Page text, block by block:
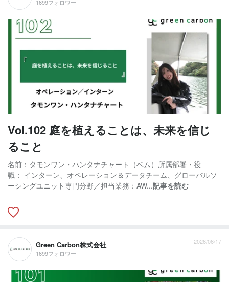
1699フォロワー
Vol.102 庭を植えることは、未来を信じ
ること
名前：タモンワン・ハンタナチャート（ベム）所属部署・役
職： インターン、オペレーション＆データチーム、グローバルソ
ーシングユニット専門分野／担当業務：AW...記事を読む
Green Carbon株式会社
1699フォロワー
2026/06/17